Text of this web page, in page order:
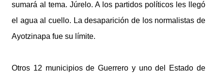
sumará al tema. Júrelo. A los partidos políticos les llegó
el agua al cuello. La desaparición de los normalistas de
Ayotzinapa fue su límite.
Otros 12 municipios de Guerrero y uno del Estado de